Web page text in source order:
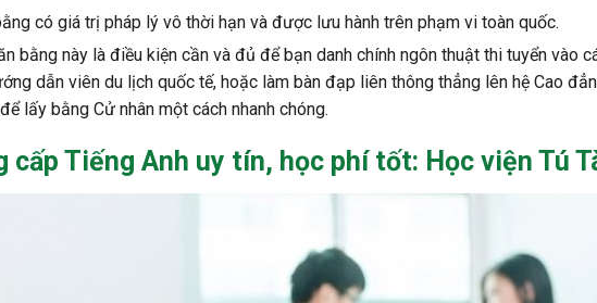
có giá trị pháp lý vô thời hạn và được lưu hành trên phạm vi toàn quốc.
bằng này là điều kiện cần và đủ để bạn danh chính ngôn thuật thi tuyển vào
dẫn viên du lịch quốc tế, hoặc làm bàn đạp liên thông thẳng lên hệ Cao
lấy bằng Cử nhân một cách nhanh chóng.
cấp Tiếng Anh uy tín, học phí tốt: Học viện Tú